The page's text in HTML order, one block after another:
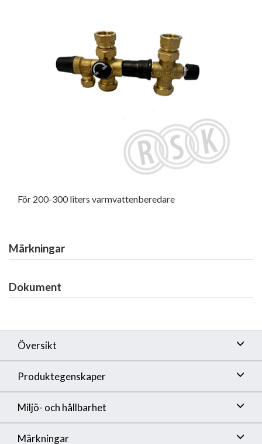
För 200-300 liters varmvattenberedare
Märkningar
Dokument
Översikt
Produktegenskaper
Miljö- och hållbarhet
Märkningar